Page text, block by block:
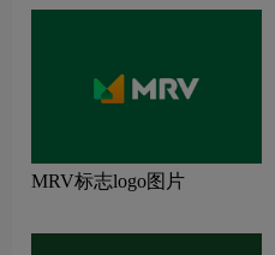
MRV标志logo图片